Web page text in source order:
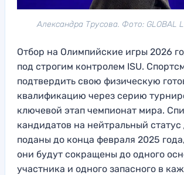
Александра Трусова. Фото: GLOBAL
Отбор на Олимпийские игры 2026
под строгим контролем ISU.
подтвердить свою физическую
квалификацию через серию
ключевой этап чемпионат мира.
кандидатов на нейтральный
поданы до конца февраля 2025
они будут сокращены до одного
участника и одного запасного в